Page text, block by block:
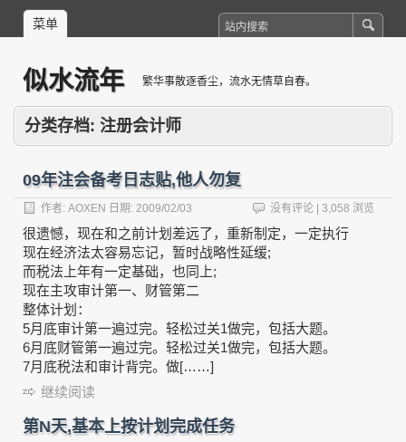
菜单
似水流年 繁华事散逐香尘，流水无情草自春。
分类存档: 注册会计师
09年注会备考日志贴,他人勿复
作者: AOXEN 日期: 2009/02/03 没有评论 | 3,058 浏览
很遗憾，现在和之前计划差远了，重新制定，一定执行
现在经济法太容易忘记，暂时战略性延缓;
而税法上年有一定基础，也同上;
现在主攻审计第一、财管第二
整体计划：
5月底审计第一遍过完。轻松过关1做完，包括大题。
6月底财管第一遍过完。轻松过关1做完，包括大题。
7月底税法和审计背完。做[……]
继续阅读
第N天,基本上按计划完成任务